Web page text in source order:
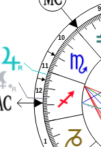
1
9
10
11
12